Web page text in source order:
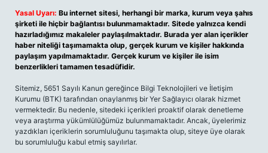
Yasal Uyarı: Bu internet sitesi, herhangi bir marka, kurum veya şahıs
şirketi ile hiçbir bağlantısı bulunmamaktadır. Sitede yalnızca kendi
hazırladığımız makaleler paylaşılmaktadır. Burada yer alan içerikler
haber niteliği taşımamakta olup, gerçek kurum ve kişiler hakkında
paylaşım yapılmamaktadır. Gerçek kurum ve kişiler ile isim
benzerlikleri tamamen tesadüfidir.
Sitemiz, 5651 Sayılı Kanun gereğince Bilgi Teknolojileri ve İletişim
Kurumu (BTK) tarafından onaylanmış bir Yer Sağlayıcı olarak hizmet
vermektedir. Bu nedenle, sitedeki içerikleri proaktif olarak denetleme
veya araştırma yükümlülüğümüz bulunmamaktadır. Ancak, üyelerimiz
yazdıkları içeriklerin sorumluluğunu taşımakta olup, siteye üye olarak
bu sorumluluğu kabul etmiş sayılırlar.